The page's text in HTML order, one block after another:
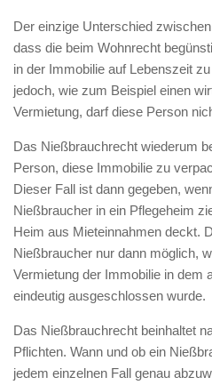
Der einzige Unterschied
dass die beim Wohnrecht
in der Immobilie auf Lebenszeit
jedoch, wie zum Beispiel einen
Vermietung, darf diese Person
Das Nießbrauchrecht wiederum
Person, diese Immobilie zu
Dieser Fall ist dann gegeben,
Nießbraucher in ein Pflegeheim
Heim aus Mieteinnahmen deckt.
Nießbraucher nur dann möglich,
Vermietung der Immobilie in dem
eindeutig ausgeschlossen wurde.
Das Nießbrauchrecht beinhaltet
Pflichten. Wann und ob ein
jedem einzelnen Fall genau